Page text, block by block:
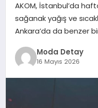
EKONOMI
MAGAZIN
AKOM, İstanbul’da
sağanak yağış ve
Ankara’da da benzer
Moda Detay
16 Mayıs 2026